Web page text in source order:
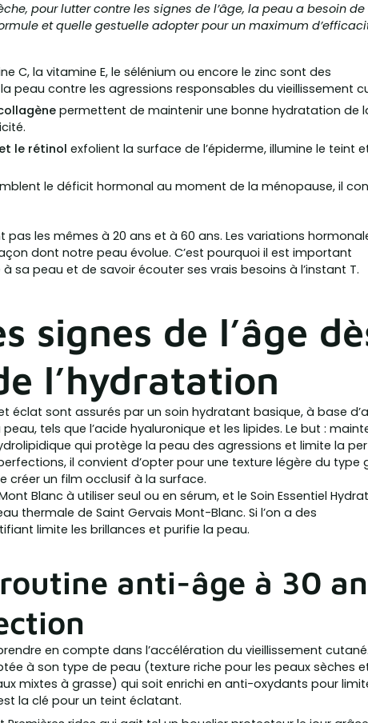
pour lutter contre les signes de l’âge, la peau a besoin de
et quelle gestuelle adopter pour un maximum
C, la vitamine E, le sélénium ou encore le zinc sont des
peau contre les agressions responsables du vieillissement
permettent de maintenir une bonne hydratation de
le rétinol exfolient la surface de l’épiderme, illumine le teint
le déficit hormonal au moment de la ménopause, il
pas les mêmes à 20 ans et à 60 ans. Les variations
dont notre peau évolue. C’est pourquoi il est important
sa peau et de savoir écouter ses vrais besoins à l’instant T.
signes de l’âge
l’hydratation
éclat sont assurés par un soin hydratant basique, à base
tels que l’acide hyaluronique et les lipides. Le but :
qui protège la peau des agressions et limite la
il convient d’opter pour une texture légère du type
créer un film occlusif à la surface.
Blanc à utiliser seul ou en sérum, et le Soin Essentiel
thermale de Saint Gervais Mont-Blanc. Si l’on a des
limite les brillances et purifie la peau.
anti-âge à 30
en compte dans l’accélération du vieillissement
à son type de peau (texture riche pour les peaux sèches
mixtes à grasse) qui soit enrichi en anti-oxydants pour
la clé pour un teint éclatant.